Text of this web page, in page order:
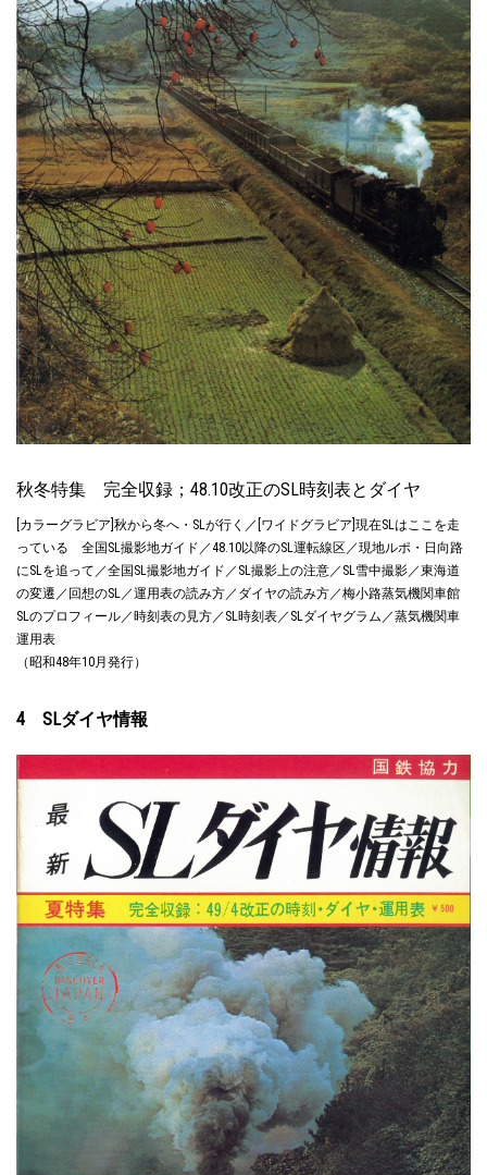
秋冬特集 完全収録；48.10改正のSL時刻表とダイヤ
[カラーグラビア]秋から冬へ・SLが行く／[ワイドグラビア]現在SLはここを走
っている 全国SL撮影地ガイド／48.10以降のSL運転線区／現地ルポ・日向路
にSLを追って／全国SL撮影地ガイド／SL撮影上の注意／SL雪中撮影／東海道
の変遷／回想のSL／運用表の読み方／ダイヤの読み方／梅小路蒸気機関車館
SLのプロフィール／時刻表の見方／SL時刻表／SLダイヤグラム／蒸気機関車
運用表
（昭和48年10月発行）
4 SLダイヤ情報